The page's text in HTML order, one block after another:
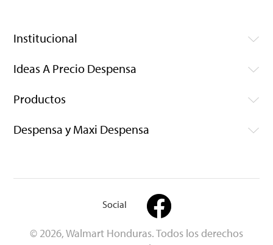
Institucional
Ideas A Precio Despensa
Productos
Despensa y Maxi Despensa
Social
© 2026, Walmart Honduras. Todos los derechos